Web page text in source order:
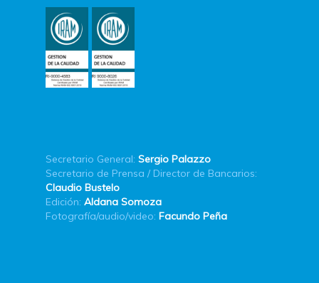
Secretario General: Sergio Palazzo
Secretario de Prensa / Director de Bancarios:
Claudio Bustelo
Edición: Aldana Somoza
Fotografía/audio/video: Facundo Peña